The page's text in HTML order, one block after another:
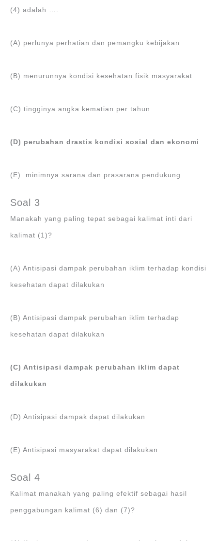
(4) adalah ….
(A) perlunya perhatian dan pemangku kebijakan
(B) menurunnya kondisi kesehatan fisik masyarakat
(C) tingginya angka kematian per tahun
(D) perubahan drastis kondisi sosial dan ekonomi
(E) minimnya sarana dan prasarana pendukung
Soal 3
Manakah yang paling tepat sebagai kalimat inti dari
kalimat (1)?
(A) Antisipasi dampak perubahan iklim terhadap kondisi
kesehatan dapat dilakukan
(B) Antisipasi dampak perubahan iklim terhadap
kesehatan dapat dilakukan
(C) Antisipasi dampak perubahan iklim dapat
dilakukan
(D) Antisipasi dampak dapat dilakukan
(E) Antisipasi masyarakat dapat dilakukan
Soal 4
Kalimat manakah yang paling efektif sebagai hasil
penggabungan kalimat (6) dan (7)?